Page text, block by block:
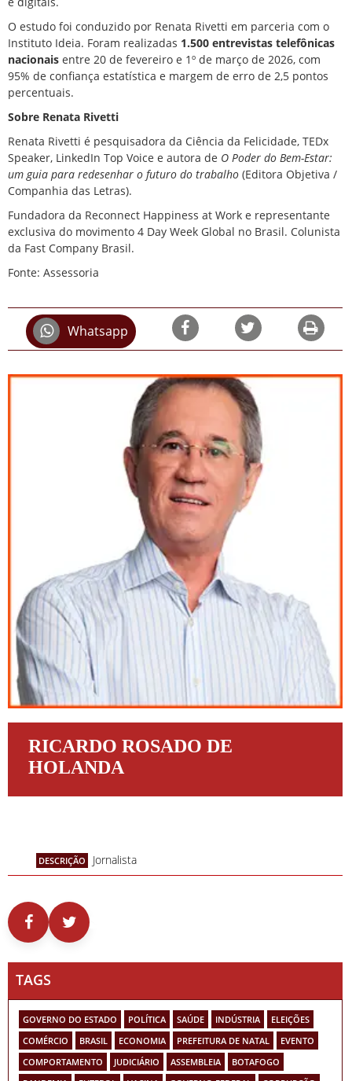
O estudo foi conduzido por Renata Rivetti em parceria com o
Instituto Ideia. Foram realizadas 1.500 entrevistas telefônicas
nacionais entre 20 de fevereiro e 1º de março de 2026, com
95% de confiança estatística e margem de erro de 2,5 pontos
percentuais.
Sobre Renata Rivetti
Renata Rivetti é pesquisadora da Ciência da Felicidade, TEDx
Speaker, LinkedIn Top Voice e autora de O Poder do Bem-Estar:
um guia para redesenhar o futuro do trabalho (Editora Objetiva /
Companhia das Letras).
Fundadora da Reconnect Happiness at Work e representante
exclusiva do movimento 4 Day Week Global no Brasil. Colunista
da Fast Company Brasil.
Fonte: Assessoria
Whatsapp
RICARDO ROSADO DE
HOLANDA
DESCRIÇÃO Jornalista
TAGS
GOVERNO DO ESTADO POLÍTICA SAÚDE INDÚSTRIA
ELEIÇÕES
COMÉRCIO
BRASIL ECONOMIA PREFEITURA DE NATAL
EVENTO
COMPORTAMENTO
JUDICIÁRIO ASSEMBLEIA
BOTAFOGO